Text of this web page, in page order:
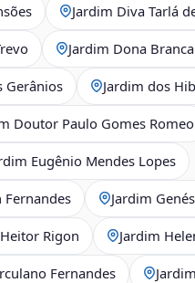
Jardim Diva Tarlá
Jardim Dona
Gerânios Jardim dos
Doutor Paulo Gomes Romeo
Eugênio Mendes Lopes
Fernandes Jardim
Rigon Jardim
Fernandes